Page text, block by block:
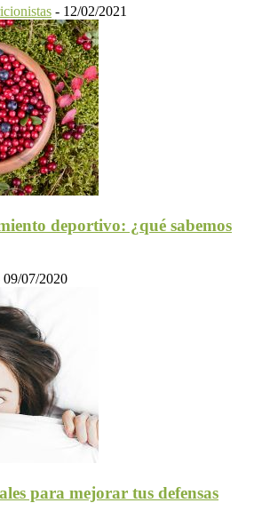
- 12/02/2021
deportivo: ¿qué sabemos
09/07/2020
para mejorar tus defensas